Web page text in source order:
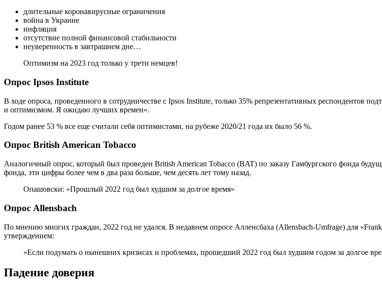
длительные коронавирусные ограничения
война в Украине
инфляция
отсутствие полной финансовой стабильности
неуверенность в завтрашнем дне…
Оптимизм на 2023 год только у трети немцев!
Опрос Ipsos Institute
В ходе опроса, проведенного в сотрудничестве с Ipsos Institute, только 35% репрезентативных респондентов
и оптимизмом. Я ожидаю лучших времен».
Годом ранее 53 % все еще считали себя оптимистами, на рубеже 2020/21 года их было 56 %.
Опрос British American Tobacco
Аналогичный опрос, который был проведен British American Tobacco (BAT) по заказу Гамбургского фонда
фонда, эти цифры более чем в два раза больше, чем десять лет тому назад.
Опашовски: «Прошлый 2022 год был худшим за долгое время»
Опрос Allensbach
По мнению многих граждан, 2022 год не удался. В недавнем опросе Алленсбаха (Allensbach-Umfrage) для
утверждением:
«Если подумать о нынешних кризисах и проблемах, прошедший 2022 год был худшим годом за долгое
Падение доверия